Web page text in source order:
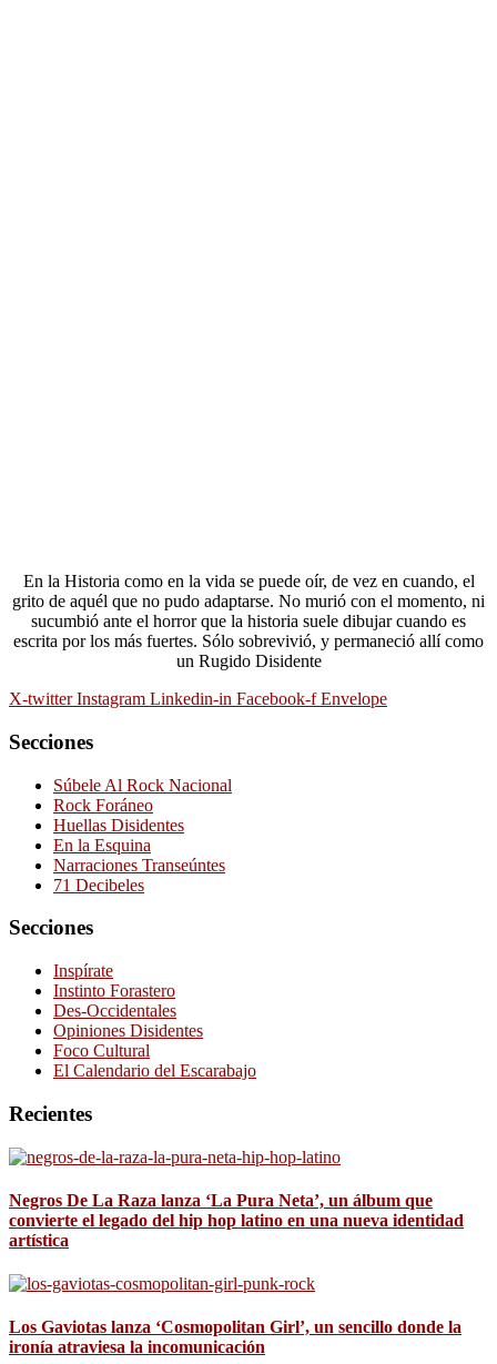
En la Historia como en la vida se puede oír, de vez en cuando, el
grito de aquél que no pudo adaptarse. No murió con el momento, ni
sucumbió ante el horror que la historia suele dibujar cuando es
escrita por los más fuertes. Sólo sobrevivió, y permaneció allí como
un Rugido Disidente
X-twitter Instagram Linkedin-in Facebook-f Envelope
Secciones
Súbele Al Rock Nacional
Rock Foráneo
Huellas Disidentes
En la Esquina
Narraciones Transeúntes
71 Decibeles
Secciones
Inspírate
Instinto Forastero
Des-Occidentales
Opiniones Disidentes
Foco Cultural
El Calendario del Escarabajo
Recientes
Negros De La Raza lanza ‘La Pura Neta’, un álbum que
convierte el legado del hip hop latino en una nueva identidad
artística
Los Gaviotas lanza ‘Cosmopolitan Girl’, un sencillo donde la
ironía atraviesa la incomunicación